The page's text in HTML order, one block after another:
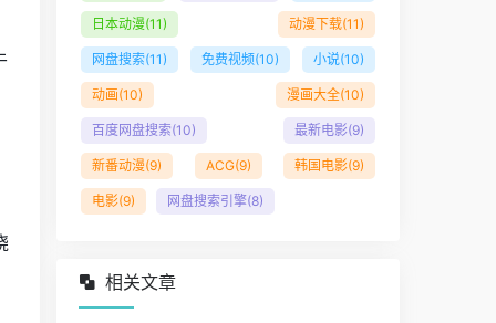
日本动漫(11) 动漫下载(11)
网盘搜索(11) 免费视频(10) 小说(10)
动画(10) 漫画大全(10)
百度网盘搜索(10) 最新电影(9)
新番动漫(9) ACG(9) 韩国电影(9)
电影(9) 网盘搜索引擎(8)
相关文章